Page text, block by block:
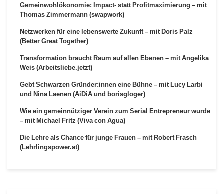
Gemeinwohlökonomie: Impact- statt Profitmaximierung – mit
Thomas Zimmermann (swapwork)
Netzwerken für eine lebenswerte Zukunft – mit Doris Palz
(Better Great Together)
Transformation braucht Raum auf allen Ebenen – mit Angelika
Weis (Arbeitsliebe.jetzt)
Gebt Schwarzen Gründer:innen eine Bühne – mit Lucy Larbi
und Nina Laenen (AiDiA und borisgloger)
Wie ein gemeinnütziger Verein zum Serial Entrepreneur wurde
– mit Michael Fritz (Viva con Agua)
Die Lehre als Chance für junge Frauen – mit Robert Frasch
(Lehrlingspower.at)